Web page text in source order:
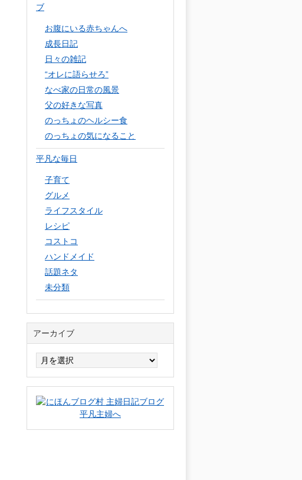
ブ
お腹にいる赤ちゃんへ
成長日記
日々の雑記
“オレに語らせろ”
なべ家の日常の風景
父の好きな写真
のっちょのヘルシー食
のっちょの気になること
平凡な毎日
子育て
グルメ
ライフスタイル
レシピ
コストコ
ハンドメイド
話題ネタ
未分類
アーカイブ
イ